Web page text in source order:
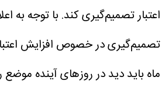
اعتبار تصمیم‌گیری کند. با توجه به
تصمیم‌گیری در خصوص افزایش
ماه باید دید در روز‌های آینده